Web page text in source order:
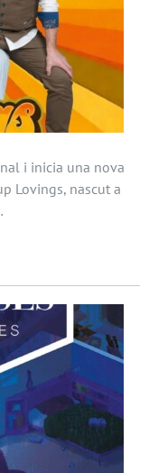
i inicia una nova
Lovings, nascut a